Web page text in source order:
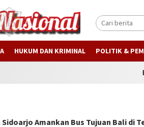
HUKUM DAN KRIMINAL POLITIK &
Bupati Nias
Sidoarjo Amankan Bus Tujuan Bali di